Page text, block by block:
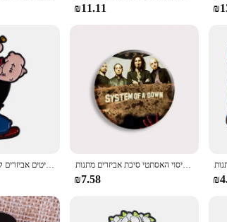
and Wholesale**
options available, these shawls and scarves are
& Scarves, a testament to timeless fashion and quality.
₪11.11
סיכות אמייל איש אמייל מצוירת בגדי עור תיק בגדי דש תגי אופנה תכשיטים אביזרים לילדים מתנות חברים רטרו כבד מתכת מערכת של למטה כפתור רך למטה סיכת רוק אלבום כיסוי האסתטי סיכת אביזרים מתנות
₪7.58